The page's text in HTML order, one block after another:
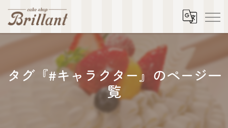
タグ『#キャラクター』のページ一
覧